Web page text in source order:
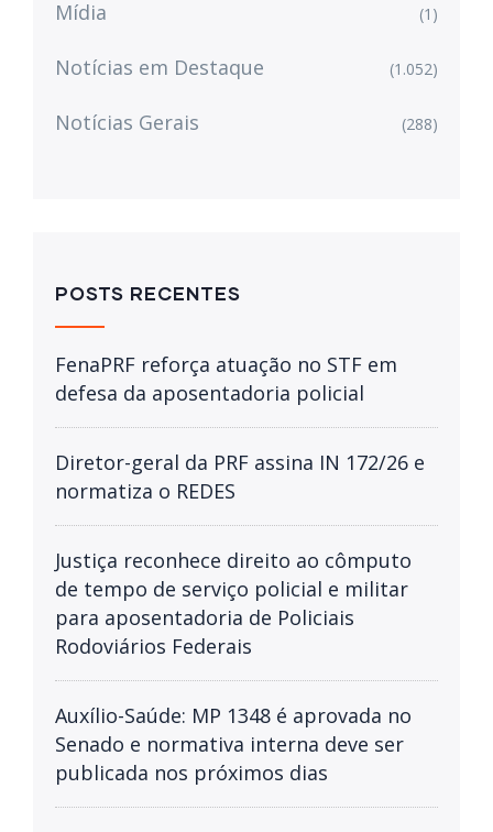
Mídia (1)
Notícias em Destaque (1.052)
Notícias Gerais (288)
POSTS RECENTES
FenaPRF reforça atuação no STF em
defesa da aposentadoria policial
Diretor-geral da PRF assina IN 172/26 e
normatiza o REDES
Justiça reconhece direito ao cômputo
de tempo de serviço policial e militar
para aposentadoria de Policiais
Rodoviários Federais
Auxílio-Saúde: MP 1348 é aprovada no
Senado e normativa interna deve ser
publicada nos próximos dias